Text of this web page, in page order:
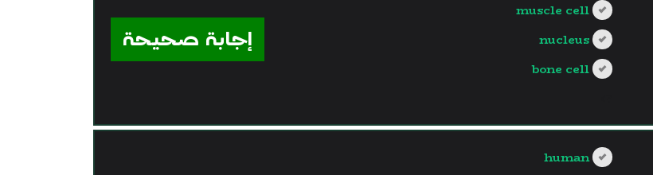
muscle cell
nucleus
bone cell
إجابة صحيحة
human